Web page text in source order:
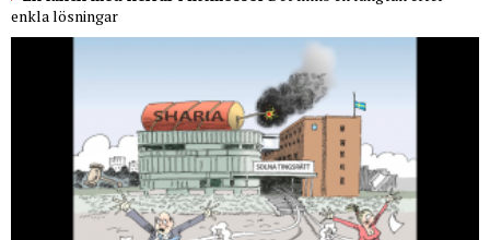
enkla lösningar